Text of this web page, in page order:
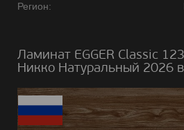
Регион:
Ламинат EGGER Classic
Никко Натуральный 2026